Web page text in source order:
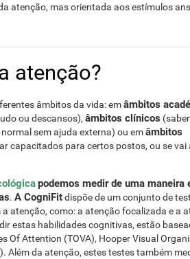
atenção, mas orientada aos estímulos
atenção?
âmbitos da vida: emâmbitos
ou descansos), âmbitos clínicos
sem ajuda externa) ou emâmbitos
capacitados para certos postos, ou se vai
podemos medir de uma maneira
. A CogniFitdispõe de um conjunto de
atenção, como: a atenção focalizada e a
estas habilidades cognitivas, estão
Of Attention (TOVA), Hooper Visual
Além da atenção, estes testes também